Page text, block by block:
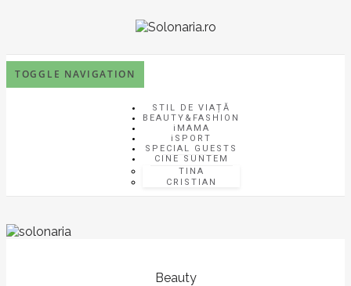
TOGGLE NAVIGATION
STIL DE VIAȚĂ
BEAUTY&FASHION
iMAMA
iSPORT
SPECIAL GUESTS
CINE SUNTEM
TINA
CRISTIAN
Beauty